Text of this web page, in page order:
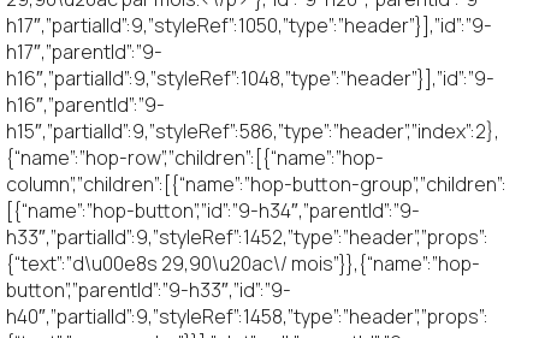
h17″,”partialId”:9,”styleRef”:1050,”type”:”header”}],”id”:”9-
h17″,”parentId”:”9-
h16″,”partialId”:9,”styleRef”:1048,”type”:”header”}],”id”:”9-
h16″,”parentId”:”9-
h15″,”partialId”:9,”styleRef”:586,”type”:”header”,”index”:2},
{“name”:”hop-row”,”children”:[{“name”:”hop-
column”,”children”:[{“name”:”hop-button-group”,”children”:
[{“name”:”hop-button”,”id”:”9-h34″,”parentId”:”9-
h33″,”partialId”:9,”styleRef”:1452,”type”:”header”,”props”:
{“text”:”d\u00e8s 29,90\u20ac\/ mois”}},{“name”:”hop-
button”,”parentId”:”9-h33″,”id”:”9-
h40″,”partialId”:9,”styleRef”:1458,”type”:”header”,”props”: